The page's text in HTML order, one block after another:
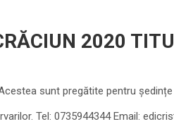
2020
sunt pregătite pentru
Tel: 0735944344 Email: